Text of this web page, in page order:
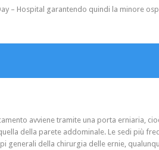
– Hospital garantendo quindi la minore
avviene tramite una porta erniaria,
della parete addominale. Le sedi più
della chirurgia delle ernie,